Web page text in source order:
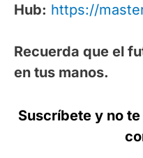
Hub: https://
Recuerda que el
en tus manos.
Suscríbete y no